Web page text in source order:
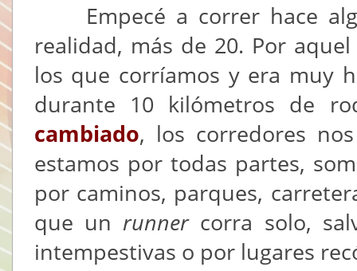
Empecé a correr hace
realidad, más de 20. Por
los que corríamos y era muy
durante 10 kilómetros de
cambiado, los corredores
estamos por todas partes,
por caminos, parques,
que un runner corra solo,
intempestivas o por lugares